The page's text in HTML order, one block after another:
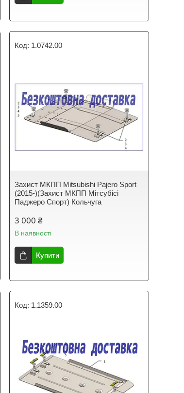
1.0742.00
Захист МКПП Mitsubishi Pajero Sport
(2015-)(Захист МКПП Мітсубісі
Паджеро Спорт) Кольчуга
3 000 ₴
В наявності
Купити
1.1359.00